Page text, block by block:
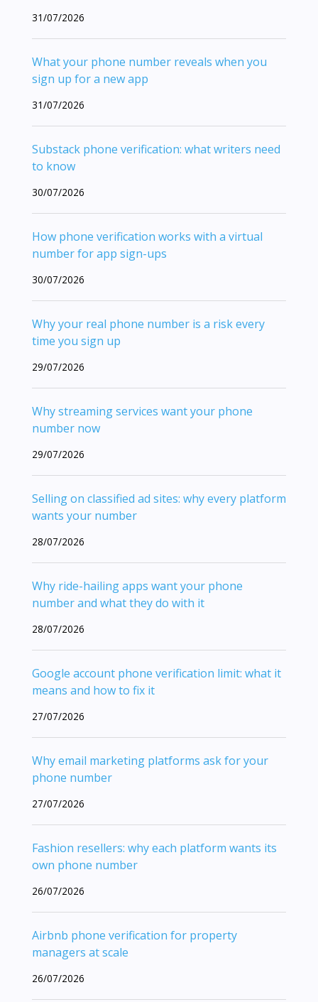
31/07/2026
What your phone number reveals when you
sign up for a new app
31/07/2026
Substack phone verification: what writers need
to know
30/07/2026
How phone verification works with a virtual
number for app sign-ups
30/07/2026
Why your real phone number is a risk every
time you sign up
29/07/2026
Why streaming services want your phone
number now
29/07/2026
Selling on classified ad sites: why every platform
wants your number
28/07/2026
Why ride-hailing apps want your phone
number and what they do with it
28/07/2026
Google account phone verification limit: what it
means and how to fix it
27/07/2026
Why email marketing platforms ask for your
phone number
27/07/2026
Fashion resellers: why each platform wants its
own phone number
26/07/2026
Airbnb phone verification for property
managers at scale
26/07/2026